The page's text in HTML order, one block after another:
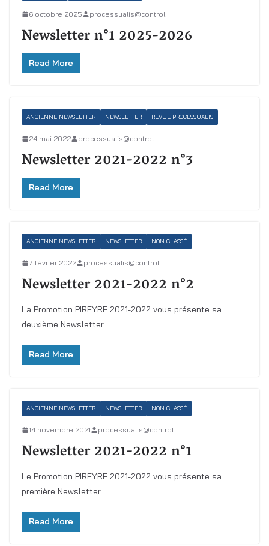
6 octobre 2025 processualis@control
Newsletter n°1 2025-2026
Read More
ANCIENNE NEWSLETTER NEWSLETTER REVUE PROCESSUALIS
24 mai 2022 processualis@control
Newsletter 2021-2022 n°3
Read More
ANCIENNE NEWSLETTER NEWSLETTER NON CLASSÉ
7 février 2022 processualis@control
Newsletter 2021-2022 n°2
La Promotion PIREYRE 2021-2022 vous présente sa
deuxième Newsletter.
Read More
ANCIENNE NEWSLETTER NEWSLETTER NON CLASSÉ
14 novembre 2021 processualis@control
Newsletter 2021-2022 n°1
Le Promotion PIREYRE 2021-2022 vous présente sa
première Newsletter.
Read More